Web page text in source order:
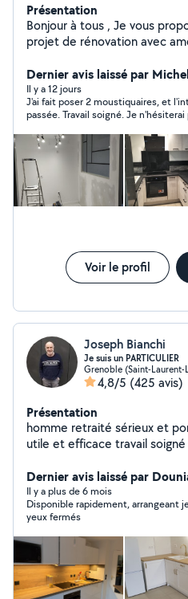
Présentation
Bonjour à tous , Je vous
projet de rénovation avec
de papier peint ,placo ,
mettre en valeur votre bien. Mais également la pose de
votre de votre cuisine , meuble ,.. N'hésitez pas à
consulter les photos
un aperçu de mon travail .
n'hésitez pas à me
Dernier avis laissé par
Il y a 12 jours
J'ai fait poser 2 moustiquaires, et
passée. Travail soigné. Je n'hésiterai pas à faire de nouveau
Voir le profil
Joseph Bianchi
Je suis un PARTICULIER
Grenoble (Saint-Laurent-
4,8/5 (425 avis)
Présentation
homme retraité sérieux et
utile et efficace travail soigné et propre Montage
selon d'autres demande
Dernier avis laissé par
Il y a plus de 6 mois
Disponible rapidement, arrangeant
yeux fermés